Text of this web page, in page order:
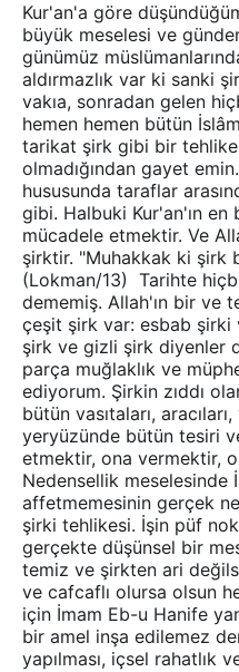
Kur'an'a göre
büyük meselesi ve
günümüz
aldırmazlık var ki sanki
vakıa, sonradan gelen
hemen hemen bütün
tarikat şirk gibi bir tehlike
olmadığından gayet
hususunda taraflar
gibi. Halbuki Kur'an'ın
mücadele etmektir. Ve
şirktir. "Muhakkak ki şirk
(Lokman/13) Tarihte
dememiş. Allah'ın bir ve
çeşit şirk var: esbab şirki
şirk ve gizli şirk diyenler
parça muğlaklık ve
ediyorum. Şirkin zıddı
bütün vasıtaları,
yeryüzünde bütün tesiri
etmektir, ona vermektir,
Nedensellik meselesinde
affetmemesinin gerçek
şirki tehlikesi. İşin püf
gerçekte düşünsel bir
temiz ve şirkten ari
ve cafcaflı olursa olsun
için İmam Eb-u Hanife
bir amel inşa edilemez
yapılması, içsel rahatlık